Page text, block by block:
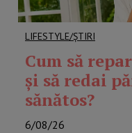
LIFESTYLE/ȘTIRI
Cum să
și să redai
sănătos?
6/08/26